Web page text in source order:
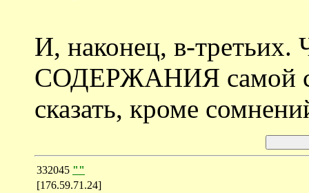
И, наконец, в-третьих.
СОДЕРЖАНИЯ самой
сказать, кроме
332045 ""
[176.59.71.24]